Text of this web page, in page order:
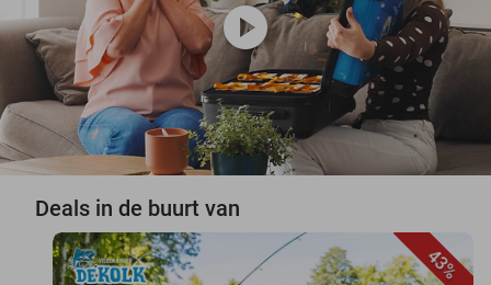
play_circle
Deals in de buurt van
43%